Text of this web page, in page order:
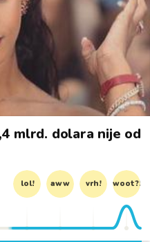
mlrd. dolara nije od
lol! aww vrh! woot?!